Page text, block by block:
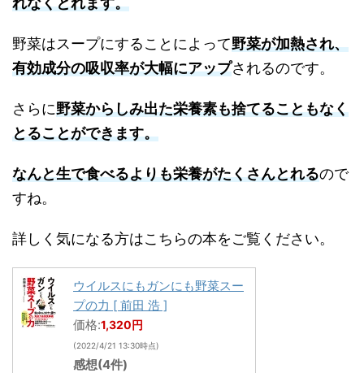
野菜はスープにすることによって野菜が加熱され、
有効成分の吸収率が大幅にアップされるのです。
さらに野菜からしみ出た栄養素も捨てることもなく
とることができます。
なんと生で食べるよりも栄養がたくさんとれるので
すね。
詳しく気になる方はこちらの本をご覧ください。
ウイルスにもガンにも野菜スー
プの力 [ 前田 浩 ]
価格:1,320円
(2022/4/21 13:30時点)
感想(4件)